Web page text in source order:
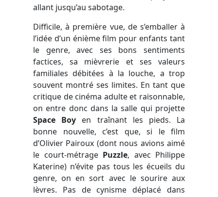
allant jusqu’au sabotage.
Difficile, à première vue, de s’emballer à
l’idée d’un énième film pour enfants tant
le genre, avec ses bons sentiments
factices, sa mièvrerie et ses valeurs
familiales débitées à la louche, a trop
souvent montré ses limites. En tant que
critique de cinéma adulte et raisonnable,
on entre donc dans la salle qui projette
Space Boy en traînant les pieds. La
bonne nouvelle, c’est que, si le film
d’Olivier Pairoux (dont nous avions aimé
le court-métrage Puzzle, avec Philippe
Katerine) n’évite pas tous les écueils du
genre, on en sort avec le sourire aux
lèvres. Pas de cynisme déplacé dans